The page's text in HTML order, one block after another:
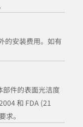
的安装费用。如有
部件的表面光洁度
和 FDA (21
求。